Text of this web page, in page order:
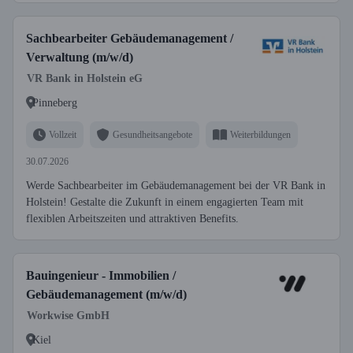
Sachbearbeiter Gebäudemanagement /
Verwaltung (m/w/d)
VR Bank in Holstein eG
Pinneberg
Vollzeit Gesundheitsangebote Weiterbildungen
30.07.2026
Werde Sachbearbeiter im Gebäudemanagement bei der VR Bank in
Holstein! Gestalte die Zukunft in einem engagierten Team mit
flexiblen Arbeitszeiten und attraktiven Benefits.
Bauingenieur - Immobilien /
Gebäudemanagement (m/w/d)
Workwise GmbH
Kiel